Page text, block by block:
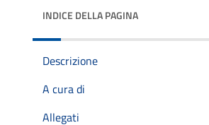
INDICE DELLA PAGINA
Descrizione
A cura di
Allegati